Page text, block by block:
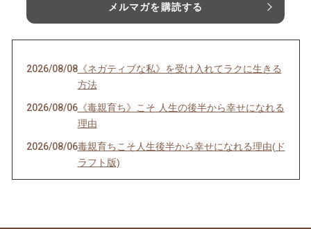
メルマガを購読する
2026/08/08《ネガティブな私》を受け入れてラクに生きる
方法
2026/08/06《毒親育ち》こそ 人生の後半から幸せになれる
理由
2026/08/06毒親育ちこそ人生後半から幸せになれる理由(ド
ラフト版)